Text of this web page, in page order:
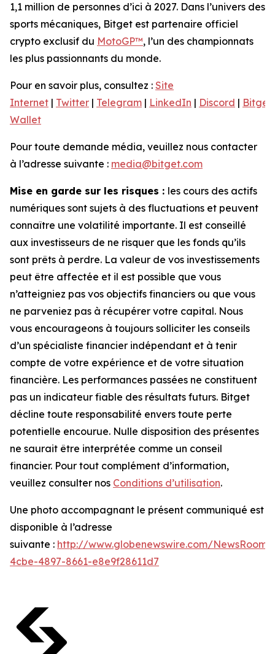
1,1 million de personnes d’ici à 2027. Dans l’univers des
sports mécaniques, Bitget est partenaire officiel
crypto exclusif du MotoGP™, l’un des championnats
les plus passionnants du monde.
Pour en savoir plus, consultez : Site
Internet | Twitter | Telegram | LinkedIn | Discord | Bitget
Wallet
Pour toute demande média, veuillez nous contacter
à l’adresse suivante : media@bitget.com
Mise en garde sur les risques : les cours des actifs
numériques sont sujets à des fluctuations et peuvent
connaître une volatilité importante. Il est conseillé
aux investisseurs de ne risquer que les fonds qu’ils
sont prêts à perdre. La valeur de vos investissements
peut être affectée et il est possible que vous
n’atteigniez pas vos objectifs financiers ou que vous
ne parveniez pas à récupérer votre capital. Nous
vous encourageons à toujours solliciter les conseils
d’un spécialiste financier indépendant et à tenir
compte de votre expérience et de votre situation
financière. Les performances passées ne constituent
pas un indicateur fiable des résultats futurs. Bitget
décline toute responsabilité envers toute perte
potentielle encourue. Nulle disposition des présentes
ne saurait être interprétée comme un conseil
financier. Pour tout complément d’information,
veuillez consulter nos Conditions d’utilisation.
Une photo accompagnant le présent communiqué est
disponible à l’adresse
suivante : http://www.globenewswire.com/
4cbe-4897-8661-e8e9f28611d7